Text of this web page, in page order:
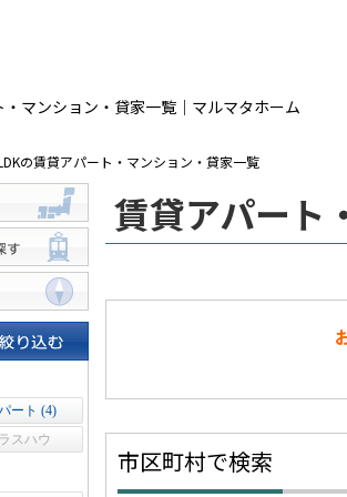
マンション・貸家一覧｜マルマタホーム
の賃貸アパート・マンション・貸家一覧
む
ート (4)
スハウ
賃貸アパート
市区町村で検索